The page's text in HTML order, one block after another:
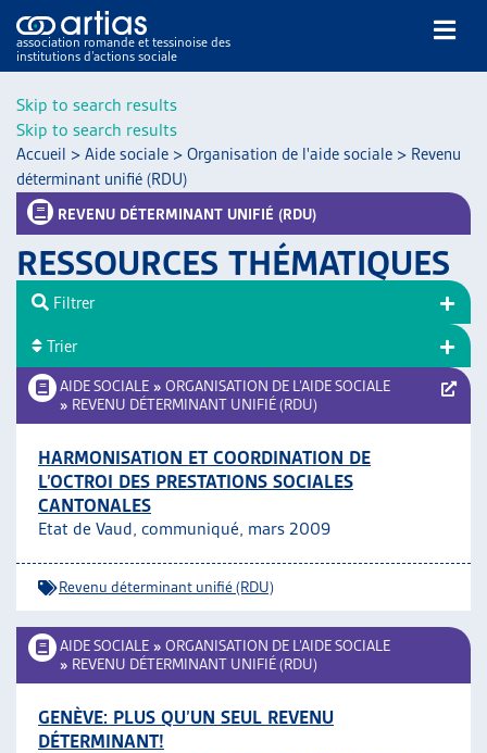
Skip to search results
Skip to search results
association romande et tessinoise des
institutions d’actions sociale
NOS PUBLICATIONS
ARTICLES
VEILLE
RESSOURCES
THÉMATIQUES
AUTRES
ARTIAS
L’ASSOCIATION
PROJETS ET ACTIVITÉS
JOURNÉES D’AUTOMNE
Accueil > Aide sociale > Organisation de l'aide sociale > Revenu
déterminant unifié (RDU)
REVENU DÉTERMINANT UNIFIÉ (RDU)
RESSOURCES THÉMATIQUES
AIDE SOCIALE » ORGANISATION DE L’AIDE SOCIALE
» REVENU DÉTERMINANT UNIFIÉ (RDU)
HARMONISATION ET COORDINATION DE
L’OCTROI DES PRESTATIONS SOCIALES
CANTONALES
Etat de Vaud, communiqué, mars 2009
Revenu déterminant unifié (RDU)
AIDE SOCIALE » ORGANISATION DE L’AIDE SOCIALE
» REVENU DÉTERMINANT UNIFIÉ (RDU)
GENÈVE: PLUS QU’UN SEUL REVENU
DÉTERMINANT!
Filtrer
Trier